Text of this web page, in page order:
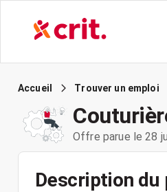
Accueil Trouver un emploi
Offre parue le 28
Description du